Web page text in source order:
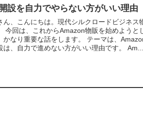
開設を自力でやらない方がいい理由
ん、こんにちは。現代シルクロードビジネス
今回は、これからAmazon物販を始めようと
かなり重要な話をします。 テーマは、
は、自力で進めない方がいい理由です。 Am...